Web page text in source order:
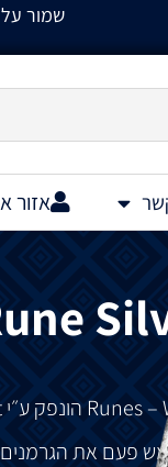
שמור
אזור
הונפקע״י
פעם אתהגרמנים